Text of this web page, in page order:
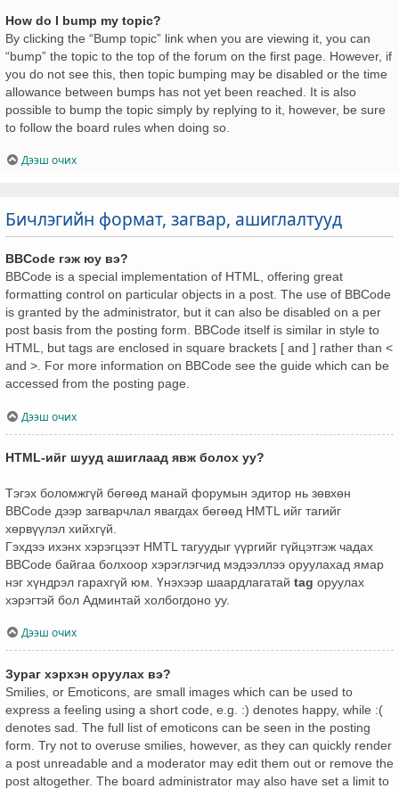
How do I bump my topic?
By clicking the “Bump topic” link when you are viewing it, you can
“bump” the topic to the top of the forum on the first page. However, if
you do not see this, then topic bumping may be disabled or the time
allowance between bumps has not yet been reached. It is also
possible to bump the topic simply by replying to it, however, be sure
to follow the board rules when doing so.
Дээш очих
Бичлэгийн формат, загвар, ашиглалтууд
BBCode гэж юу вэ?
BBCode is a special implementation of HTML, offering great
formatting control on particular objects in a post. The use of BBCode
is granted by the administrator, but it can also be disabled on a per
post basis from the posting form. BBCode itself is similar in style to
HTML, but tags are enclosed in square brackets [ and ] rather than <
and >. For more information on BBCode see the guide which can be
accessed from the posting page.
Дээш очих
HTML-ийг шууд ашиглаад явж болох уу?
Тэгэх боломжгүй бөгөөд манай форумын эдитор нь зөвхөн
BBCode дээр загварчлал явагдах бөгөөд HMTL ийг тагийг
хөрвүүлэл хийхгүй.
Гэхдээ ихэнх хэрэгцээт HMTL тагуудыг үүргийг гүйцэтгэж чадах
BBCode байгаа болхоор хэрэглэгчид мэдээллээ оруулахад ямар
нэг хүндрэл гарахгүй юм. Үнэхээр шаардлагатай tag оруулах
хэрэгтэй бол Админтай холбогдоно уу.
Дээш очих
Зураг хэрхэн оруулах вэ?
Smilies, or Emoticons, are small images which can be used to
express a feeling using a short code, e.g. :) denotes happy, while :(
denotes sad. The full list of emoticons can be seen in the posting
form. Try not to overuse smilies, however, as they can quickly render
a post unreadable and a moderator may edit them out or remove the
post altogether. The board administrator may also have set a limit to